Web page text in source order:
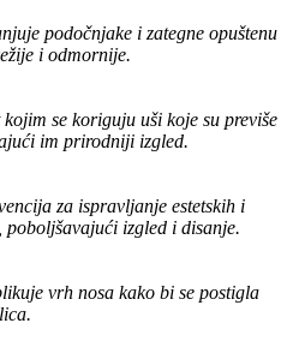
podočnjake i zategne opuštenu
i odmornije.
se koriguju uši koje su previše
im prirodniji izgled.
za ispravljanje estetskih i
izgled i disanje.
vrh nosa kako bi se postigla